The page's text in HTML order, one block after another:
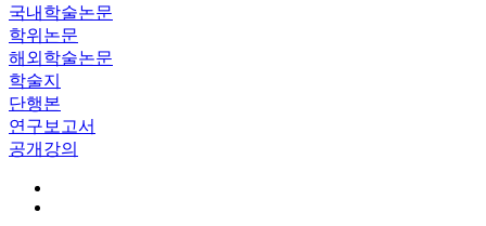
국내학술논문
학위논문
해외학술논문
학술지
단행본
연구보고서
공개강의